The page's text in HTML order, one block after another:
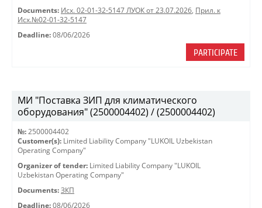
Documents: Исх. 02-01-32-5147 ЛУОК от 23.07.2026, Прил. к
Исх.№02-01-32-5147
Deadline: 08/06/2026
PARTICIPATE
МИ "Поставка ЗИП для климатического
оборудования" (2500004402) / (2500004402)
№: 2500004402
Customer(s): Limited Liability Company "LUKOIL Uzbekistan
Operating Company"
Organizer of tender: Limited Liability Company "LUKOIL
Uzbekistan Operating Company"
Documents: ЗКП
Deadline: 08/06/2026